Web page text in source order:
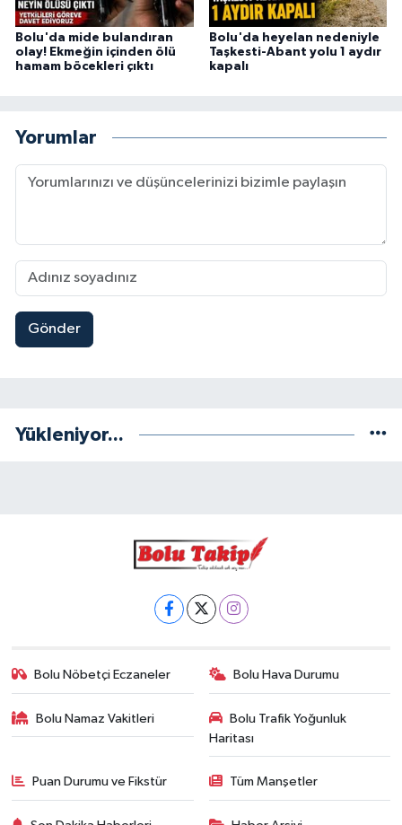
Bolu'da mide bulandıran
olay! Ekmeğin içinden ölü
hamam böcekleri çıktı
Bolu'da heyelan nedeniyle
Taşkesti-Abant yolu 1 aydır
kapalı
Yorumlar
Gönder
Yükleniyor...
Bolu Nöbetçi Eczaneler Bolu Hava Durumu
Bolu Namaz Vakitleri
Bolu Trafik Yoğunluk
Haritası
Puan Durumu ve Fikstür Tüm Manşetler